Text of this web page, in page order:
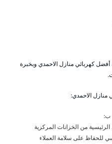
كهربائي منازل الاحمدي وبخبرة
منازل الاحمدي:
ب:
من الخزانات المركزية
للحفاظ على سلامة العملاء